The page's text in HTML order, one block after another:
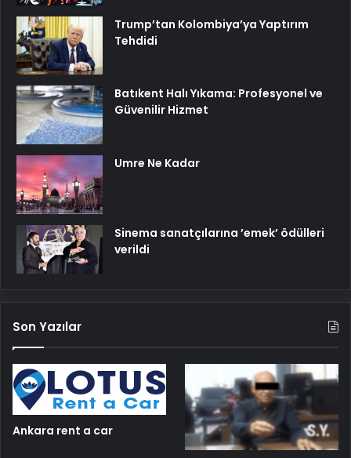
Trump’tan Kolombiya’ya Yaptırım
Tehdidi
Batıkent Halı Yıkama: Profesyonel ve
Güvenilir Hizmet
Umre Ne Kadar
Sinema sanatçılarına ’emek’ ödülleri
verildi
Son Yazılar
Ankara rent a car